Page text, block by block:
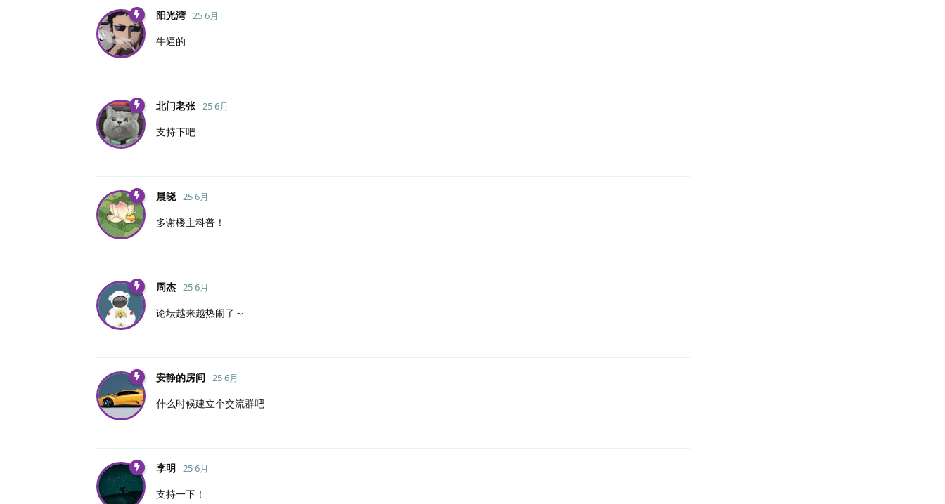
阳光湾 25 6月
牛逼的
北门老张 25 6月
支持下吧
晨晓 25 6月
多谢楼主科普！
周杰 25 6月
论坛越来越热闹了～
安静的房间 25 6月
什么时候建立个交流群吧
李明 25 6月
支持一下！